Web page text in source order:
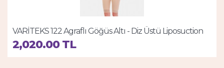
VARİTEKS 122 Agraflı Göğüs Altı - Diz Üstü Liposuction
Korse
2,020.00 TL